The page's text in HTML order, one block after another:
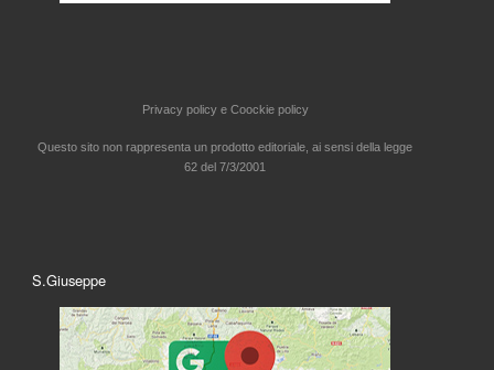
Privacy policy e Coockie policy
Questo sito non rappresenta un prodotto editoriale, ai sensi della legge
62 del 7/3/2001
S.Giuseppe